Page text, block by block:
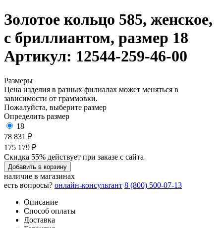
Золотое кольцо 585, женское,
с бриллиантом, размер 18
Артикул: 12544-259-46-00
Размеры
Цена изделия в разных филиалах может меняться в
зависимости от граммовки.
Пожалуйста, выберите размер
Определить размер
18
78 831 ₽
175 179 ₽
Скидка 55% действует при заказе с сайта
Добавить в корзину
наличие в магазинах
есть вопросы? онлайн-консультант 8 (800) 500-07-13
Описание
Способ оплаты
Доставка